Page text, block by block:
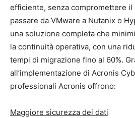
efficiente, senza compromettere
passare da VMware a Nutanix o
una soluzione completa che
la continuità operativa, con una
tempi di migrazione fino al 60%.
all’implementazione di Acronis
professionali Acronis offrono:
Maggiore sicurezza dei dati